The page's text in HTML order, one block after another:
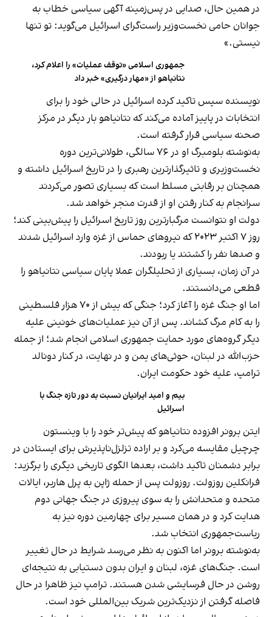
در همین حال، صدایی در پس‌زمینه آگهی سیاسی خطاب به
جوانان حامی نخست‌وزیر راست‌گرای اسرائیل می‌گوید: تو تنها
نیستی.»
جمهوری اسلامی «توقف عملیات» را اعلام کرد،
نتانیاهو از «مهار درگیری» خبر داد
نویسنده سپس تاکید کرده اسرائیل در حالی خود را برای
انتخابات در پاییز آماده می‌کند که نتانیاهو بار دیگر در مرکز
صحنه سیاسی قرار گرفته است.
به‌نوشته بلومبرگ او در ۷۶ سالگی، طولانی‌ترین دوره
نخست‌وزیری و تاثیرگذارترین رهبری را در تاریخ اسرائیل داشته و
همچنان بر رقابتی مسلط است که بسیاری تصور می‌کردند
سرانجام به کنار رفتن او از قدرت منجر خواهد شد.
دولت او نتوانست مرگبارترین روز تاریخ اسرائیل را پیش‌بینی کند؛
روز ۷ اکتبر ۲۰۲۳ که نیروهای حماس از غزه وارد اسرائیل شدند
و صدها نفر را کشتند یا ربودند.
در آن زمان، بسیاری از تحلیلگران عملا پایان سیاسی نتانیاهو را
قطعی می‌دانستند.
اما او جنگ غزه را آغاز کرد؛ جنگی که بیش از ۷۰ هزار فلسطینی
را به کام مرگ کشاند. پس از آن نیز عملیات‌های خونینی علیه
دیگر گروه‌های مورد حمایت جمهوری اسلامی انجام شد؛ از جمله
حزب‌الله در لبنان، حوثی‌های یمن و در نهایت، در کنار دونالد
ترامپ، علیه خود حکومت ایران.
بیم و امید ایرانیان نسبت به دور تازه جنگ با
اسرائیل
ایتن برونر افزوده نتانیاهو که پیش‌تر خود را با وینستون
چرچیل مقایسه می‌کرد و بر اراده تزلزل‌ناپذیرش برای ایستادن در
برابر دشمنان تاکید داشت، بعدها الگوی تاریخی دیگری را برگزید:
فرانکلین روزولت. روزولت پس از حمله ژاپن به پرل هاربر، ایالات
متحده و متحدانش را به سوی پیروزی در جنگ جهانی دوم
هدایت کرد و در همان مسیر برای چهارمین دوره نیز به
ریاست‌جمهوری انتخاب شد.
به‌نوشته برونر اما اکنون به نظر می‌رسد شرایط در حال تغییر
است. جنگ‌های غزه، لبنان و ایران بدون دستیابی به نتیجه‌ای
روشن در حال فرسایشی شدن هستند. ترامپ نیز ظاهرا در حال
فاصله گرفتن از نزدیک‌ترین شریک بین‌المللی خود است.